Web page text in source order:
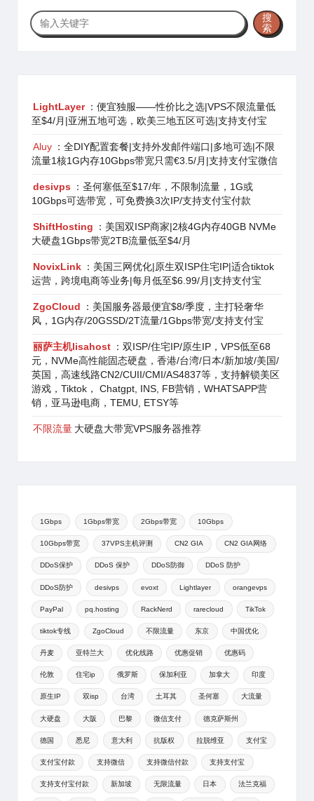
搜
索
搜
索
LightLayer ：便宜独服——性价比之选|VPS不限流量低
至$4/月|亚洲五地可选，欧美三地五区可选|支持支付宝
Aluy ：全DIY配置套餐|支持外发邮件端口|多地可选|不限
流量1核1G内存10Gbps带宽只需€3.5/月|支持支付宝微信
desivps
：圣何塞低至$17/年，不限制流量，1G或
10Gbps可选带宽，可免费换3次IP/支持支付宝付款
ShiftHosting
：美国双ISP商家|2核4G内存40GB NVMe
大硬盘1Gbps带宽2TB流量低至$4/月
NovixLink ：美国三网优化|原生双ISP住宅IP|适合tiktok
运营，跨境电商等业务|每月低至$6.99/月|支持支付宝
ZgoCloud
：美国服务器最便宜$8/季度，主打轻奢华
风，1G内存/20GSSD/2T流量/1Gbps带宽/支持支付宝
丽萨主机lisahost ：双ISP/住宅IP/原生IP，VPS低至68
元，NVMe高性能固态硬盘，香港/台湾/日本/新加坡/美国/
英国，高速线路CN2/CUII/CMI/AS4837等，支持解锁美区
游戏，Tiktok， Chatgpt, INS, FB营销，WHATSAPP营
销，亚马逊电商，TEMU, ETSY等
不限流量 大硬盘大带宽VPS服务器推荐
1Gbps 1Gbps带宽 2Gbps带宽 10Gbps
10Gbps带宽 37VPS主机评测 CN2 GIA CN2 GIA网络
DDoS保护 DDoS 保护 DDoS防御 DDoS 防护
DDoS防护 desivps evoxt Lightlayer orangevps
PayPal pq.hosting RackNerd rarecloud TikTok
tiktok专线 ZgoCloud 不限流量 东京 中国优化
丹麦 亚特兰大 优化线路 优惠促销 优惠码
伦敦 住宅ip 俄罗斯 保加利亚 加拿大 印度
原生IP 双isp 台湾 土耳其 圣何塞 大流量
大硬盘 大阪 巴黎 微信支付 德克萨斯州
德国 悉尼 意大利 抗版权 拉脱维亚 支付宝
支付宝付款 支持微信 支持微信付款 支持支付宝
支持支付宝付款 新加坡 无限流量 日本 法兰克福